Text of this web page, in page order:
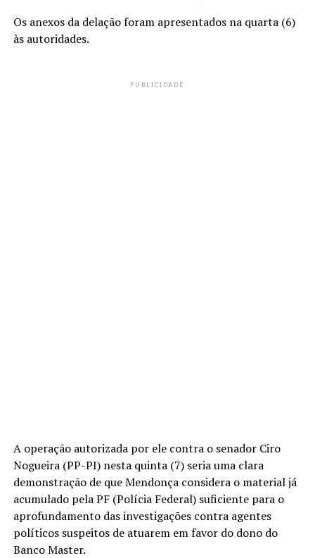
Os anexos da delação foram apresentados na quarta (6)
às autoridades.
PUBLICIDADE
A operação autorizada por ele contra o senador Ciro
Nogueira (PP-PI) nesta quinta (7) seria uma clara
demonstração de que Mendonça considera o material já
acumulado pela PF (Polícia Federal) suficiente para o
aprofundamento das investigações contra agentes
políticos suspeitos de atuarem em favor do dono do
Banco Master.